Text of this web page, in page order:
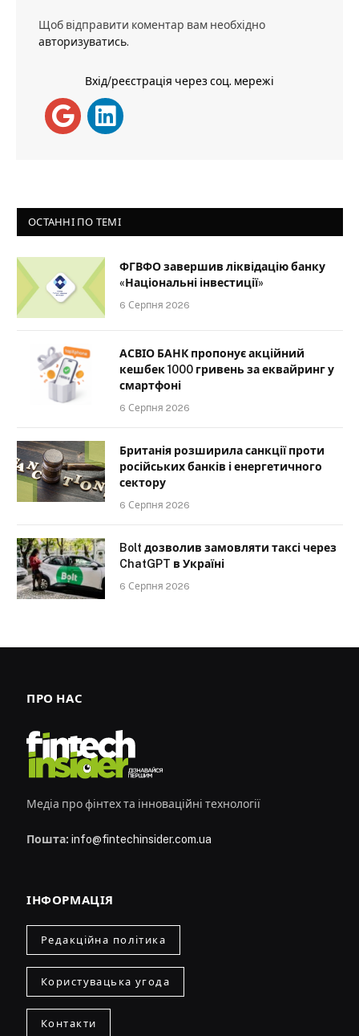
Щоб відправити коментар вам необхідно
авторизуватись.
Вхід/реєстрація через соц. мережі
ОСТАННІ ПО ТЕМІ
ФГВФО завершив ліквідацію банку
«Національні інвестиції»
6 Серпня 2026
АСВІО БАНК пропонує акційний
кешбек 1000 гривень за еквайринг у
смартфоні
6 Серпня 2026
Британія розширила санкції проти
російських банків і енергетичного
сектору
6 Серпня 2026
Bolt дозволив замовляти таксі через
ChatGPT в Україні
6 Серпня 2026
ПРО НАС
Медіа про фінтех та інноваційні технології
Пошта: info@fintechinsider.com.ua
ІНФОРМАЦІЯ
Редакційна політика
Користувацька угода
Контакти